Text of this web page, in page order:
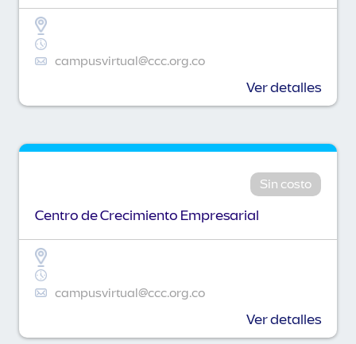
campusvirtual@ccc.org.co
Ver detalles
Sin costo
Centro de Crecimiento Empresarial
campusvirtual@ccc.org.co
Ver detalles